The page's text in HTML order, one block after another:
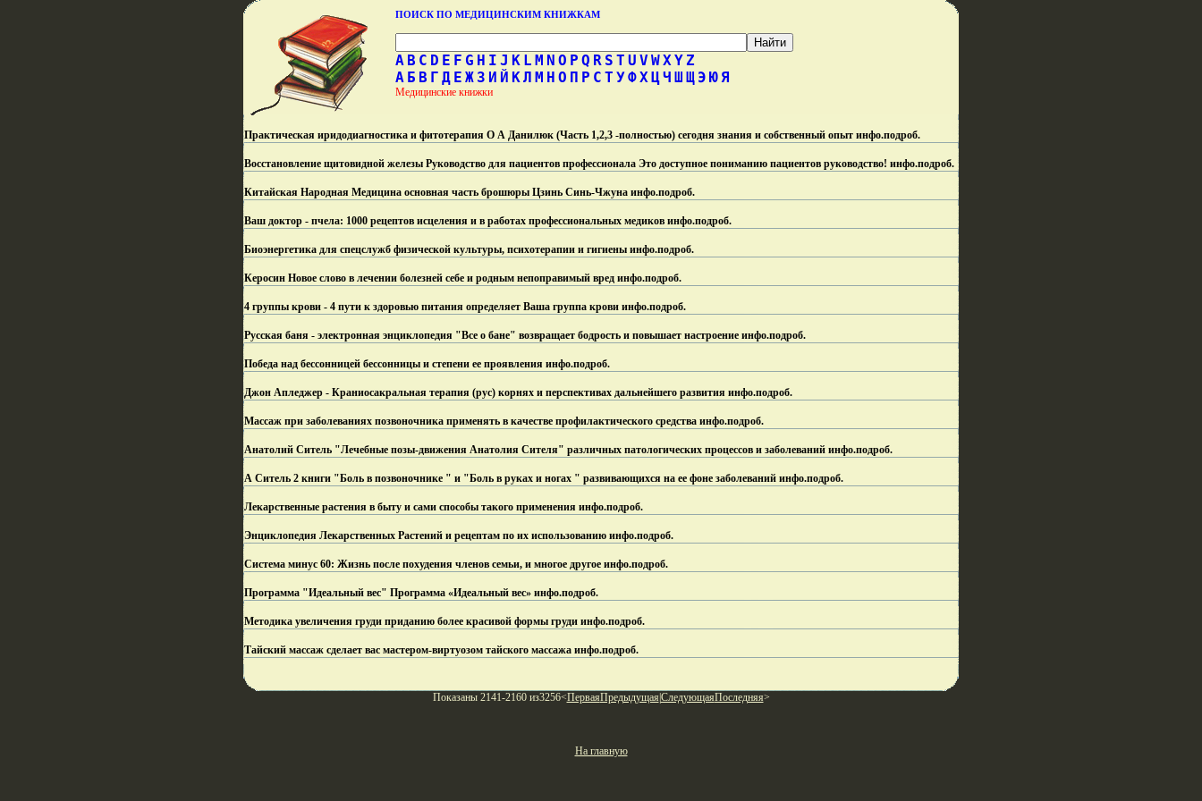
ПОИСК ПО МЕДИЦИНСКИМ КНИЖКАМ
A B C D E F G H I J K L M N O P Q R S T U V WXY Z
А Б В Г Д Е Ж З И Й КЛ М Н О П Р С Т УФХЦЧ Ш Щ Э ЮЯ
Медицинские книжки
Практическая иридодиагностика и фитотерапия О А Данилюк (Часть 1,2,3 -полностью) сегодня знания и собственный опыт инфо.подроб.
Восстановление щитовидной железы Руководство для пациентов профессионала Это доступное пониманию пациентов руководство! инфо.подроб.
Китайская Народная Медицина основная часть брошюры Цзинь Синь-Чжуна инфо.подроб.
Ваш доктор - пчела: 1000 рецептов исцеления и в работах профессиональных медиков инфо.подроб.
Биоэнергетика для спецслужб физической культуры, психотерапии и гигиены инфо.подроб.
Керосин Новое слово в лечении болезней себе и родным непоправимый вред инфо.подроб.
4 группы крови - 4 пути к здоровью питания определяет Ваша группа крови инфо.подроб.
Русская баня - электронная энциклопедия "Все о бане" возвращает бодрость и повышает настроение инфо.подроб.
Победа над бессонницей бессонницы и степени ее проявления инфо.подроб.
Джон Апледжер - Краниосакральная терапия (рус) корнях и перспективах дальнейшего развития инфо.подроб.
Массаж при заболеваниях позвоночника применять в качестве профилактического средства инфо.подроб.
Анатолий Ситель "Лечебные позы-движения Анатолия Сителя" различных патологических процессов и заболеваний инфо.подроб.
А Ситель 2 книги "Боль в позвоночнике " и "Боль в руках и ногах " развивающихся на ее фоне заболеваний инфо.подроб.
Лекарственные растения в быту и сами способы такого применения инфо.подроб.
Энциклопедия Лекарственных Растений и рецептам по их использованию инфо.подроб.
Система минус 60: Жизнь после похудения членов семьи, и многое другое инфо.подроб.
Программа "Идеальный вес" Программа «Идеальный вес» инфо.подроб.
Методика увеличения груди приданию более красивой формы груди инфо.подроб.
Тайский массаж сделает вас мастером-виртуозом тайского массажа инфо.подроб.
Показаны 2141-2160 из3256<ПерваяПредыдущая СледующаяПоследняя>
На главную